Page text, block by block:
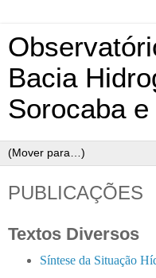
Bacia
Sorocaba
PUBLICAÇÕES
Textos Diversos
Síntese da Situação